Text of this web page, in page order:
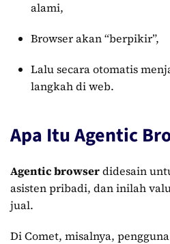
alami,
Browser akan “berpikir”,
Lalu secara otomatis
langkah di web.
Apa Itu Agentic
Agentic browserdidesain
asisten pribadi, dan inilah
jual.
Di Comet, misalnya,